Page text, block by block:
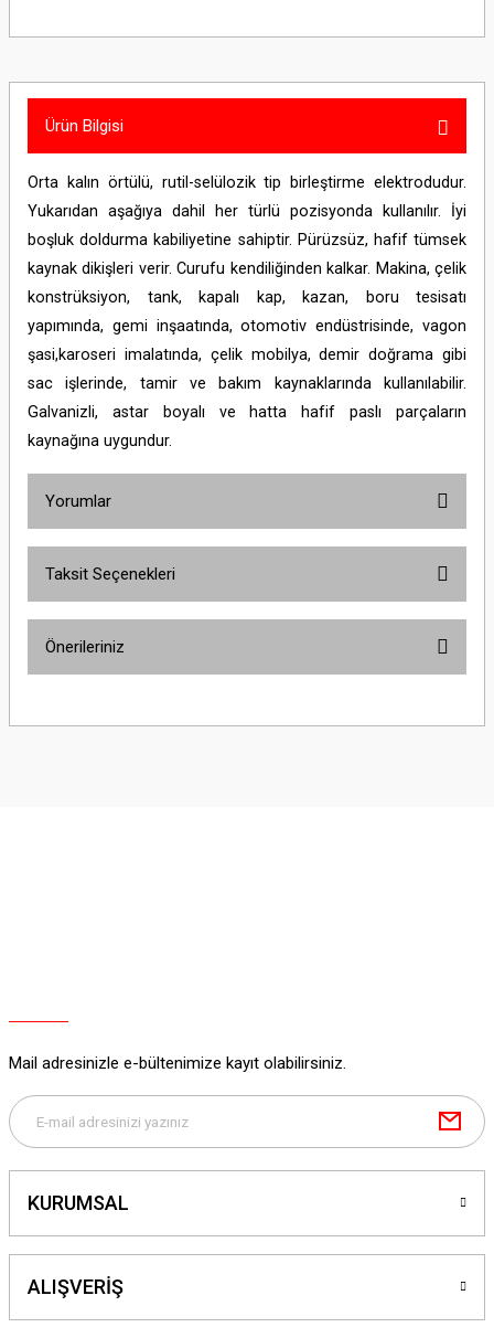
Ürün Bilgisi
Orta kalın örtülü, rutil-selülozik tip birleştirme elektrodudur.
Yukarıdan aşağıya dahil her türlü pozisyonda kullanılır. İyi
boşluk doldurma kabiliyetine sahiptir. Pürüzsüz, hafif tümsek
kaynak dikişleri verir. Curufu kendiliğinden kalkar. Makina, çelik
konstrüksiyon, tank, kapalı kap, kazan, boru tesisatı
yapımında, gemi inşaatında, otomotiv endüstrisinde, vagon
şasi,karoseri imalatında, çelik mobilya, demir doğrama gibi
sac işlerinde, tamir ve bakım kaynaklarında kullanılabilir.
Galvanizli, astar boyalı ve hatta hafif paslı parçaların
kaynağına uygundur.
Yorumlar
Taksit Seçenekleri
Önerileriniz
yetersiz gördüğünüz noktaları öneri formunu kullanarak tarafımıza
Mail adresinizle e-bültenimize kayıt olabilirsiniz.
KURUMSAL
ALIŞVERİŞ